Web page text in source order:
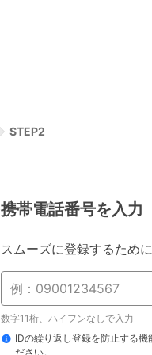
STEP2
携帯電話番号を入力
スムーズに登録するため
数字11桁、ハイフンなしで入力
IDの繰り返し登録を防止する
ださい。